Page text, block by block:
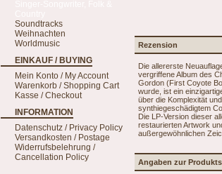
Soundtracks
Weihnachten
Worldmusic
EINKAUF / BUYING
Mein Konto / My Account
Warenkorb / Shopping Cart
Kasse / Checkout
INFORMATION
Datenschutz / Privacy Policy
Versandkosten / Postage
Widerrufsbelehrung /
Cancellation Policy
Rezension
Die allererste
vergriffene Album des
Gordon (First Coyote
wurde, ist ein
über die Komplexität
synthiegeschädigtem
Die LP-Version dieser
restaurierten Artwork
außergewöhnlichen
Angaben zur